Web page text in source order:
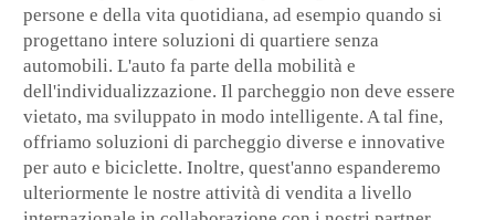
persone e della vita quotidiana, ad esempio quando si
progettano intere soluzioni di quartiere senza
automobili. L'auto fa parte della mobilità e
dell'individualizzazione. Il parcheggio non deve essere
vietato, ma sviluppato in modo intelligente. A tal fine,
offriamo soluzioni di parcheggio diverse e innovative
per auto e biciclette. Inoltre, quest'anno espanderemo
ulteriormente le nostre attività di vendita a livello